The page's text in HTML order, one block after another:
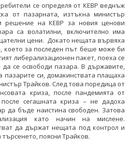
се определя от КЕВР веднъж
от пазарната, изтъкна министър
решение на КЕВР за новия ценови
са волатилни, включително има
цени. Докато нещата вървяха
което за последен път беше може би
либерализационен пакет, поеха се
да се освободи пазара. В държавите,
пазарите си, домакинствата плащаха
Трайков. След това поредица от
криза, после пандемията от
сегашната криза – не дадоха
да бъде наистина свободен. Затова
като начин на мислене.
да държат нещата под контрол и
поясни Трайков.